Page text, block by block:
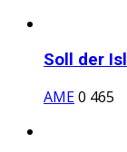
Soll der
AME0 465